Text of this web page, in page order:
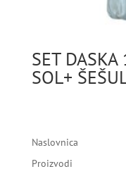
SET
SOL+
Naslovnica
Proizvodi